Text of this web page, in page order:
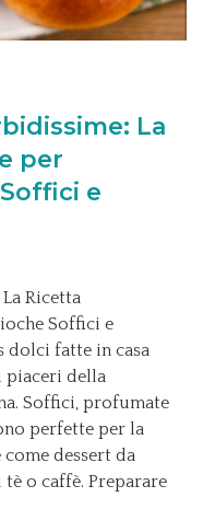
La
per
e
Ricetta
Soffici e
dolci fatte in casa
piaceri della
Soffici, profumate
perfette per la
dessert da
o caffè. Preparare